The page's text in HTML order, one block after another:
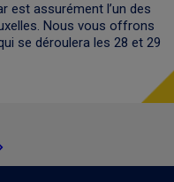
est assurément l’un des
Nous vous offrons
se déroulera les 28 et 29